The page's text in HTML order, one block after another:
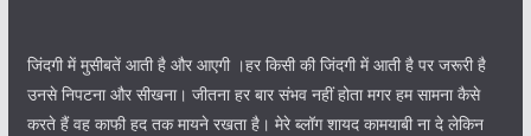
जिंदगी में मुसीबतें आती है और आएगी ।हर किसी की जिंदगी में आती है पर जरूरी है
उनसे निपटना और सीखना। जीतना हर बार संभव नहीं होता मगर हम सामना कैसे
करते हैं वह काफी हद तक मायने रखता है। मेरे ब्लॉग शायद कामयाबी ना दे लेकिन